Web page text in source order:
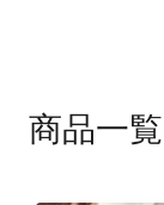
商品一覧